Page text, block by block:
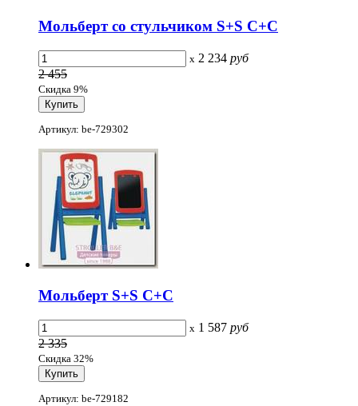
Мольберт со стульчиком S+S С+С
x 2 234 руб
2 455
Скидка 9%
Артикул: be-729302
Мольберт S+S С+С
x 1 587 руб
2 335
Скидка 32%
Артикул: be-729182